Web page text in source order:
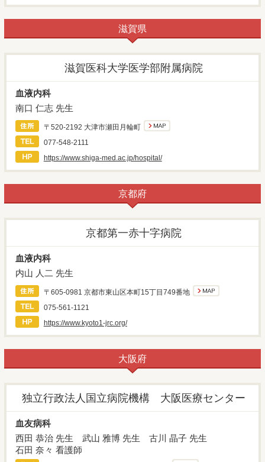
滋賀県
滋賀医科大学医学部附属病院
血液内科
南口 仁志 先生
〒520-2192 大津市瀬田月輪町
077-548-2111
https://www.shiga-med.ac.jp/hospital/
京都府
京都第一赤十字病院
血液内科
内山 人二 先生
〒605-0981 京都市東山区本町15丁目749番地
075-561-1121
https://www.kyoto1-jrc.org/
大阪府
独立行政法人国立病院機構 大阪医療センター
血友病科
西田 恭治 先生
武山 雅博 先生
古川 晶子 先生
石田 奈々 看護師